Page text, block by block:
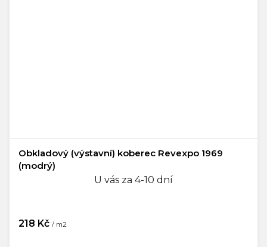
Obkladový (výstavní) koberec Revexpo 1969
(modrý)
U vás za 4-10 dní
218 Kč / m2